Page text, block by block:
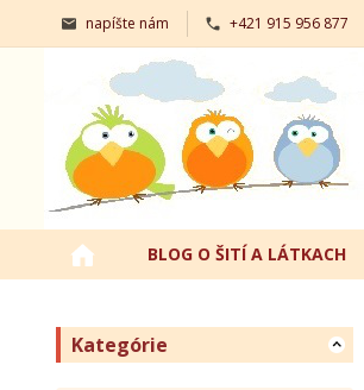
napíšte nám +421 915 956 877
BLOG O ŠITÍ A LÁTKACH
Kategórie